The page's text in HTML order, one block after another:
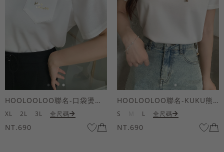
HOOLOOLOO聯名-口袋燙金KUKU熊短袖上衣
XL 2L 3L 全尺碼
NT.690
HOOLOOLOO聯名-KUKU熊蝴蝶結短袖上衣
S L 全尺碼
NT.690